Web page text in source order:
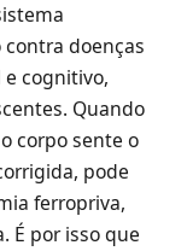
doenças
cognitivo,
Quando
corpo sente o
pode
ferropriva,
É por isso que